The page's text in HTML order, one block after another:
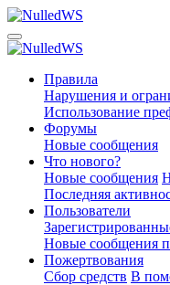
Правила
Нарушения и
Использование
Форумы
Новые сообщения
Что нового?
Новые сообщения
Последняя
Пользователи
Новые сообщения
Пожертвования
Сбор средств В